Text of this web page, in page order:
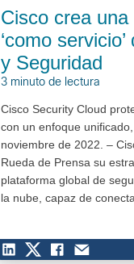
Cisco crea
‘como
y Seguridad
3 minuto de lectura
Cisco Security Cloud
con un enfoque
noviembre de 2022. –
Rueda de Prensa su
plataforma global de
la nube, capaz de